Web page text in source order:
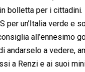
bolletta per i cittadini.
per un’Italia verde e
all’ennesimo
andarselo a vedere,
a Renzi e ai suoi